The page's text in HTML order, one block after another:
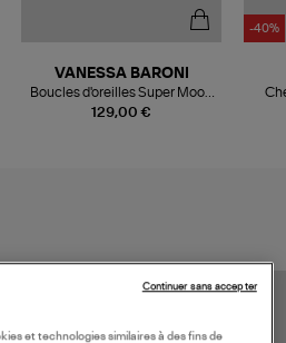
129,00 €
VANESSA BARONI
Boucles d'oreilles Super Moon
Silver
-40%
et technologies similaires à des fins de
Continuer sans accepter